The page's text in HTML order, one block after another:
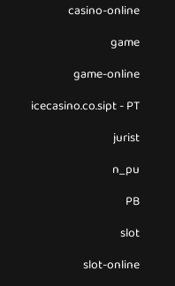
casino-online
game
game-online
icecasino.co.sipt - PT
jurist
n_pu
PB
slot
slot-online